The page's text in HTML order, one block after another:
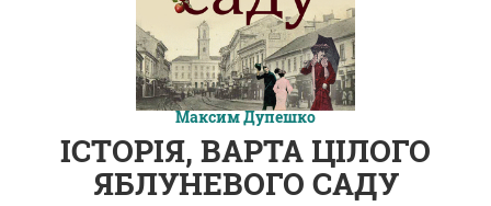
Максим Дупешко
ІСТОРІЯ, ВАРТА ЦІЛОГО
ЯБЛУНЕВОГО САДУ